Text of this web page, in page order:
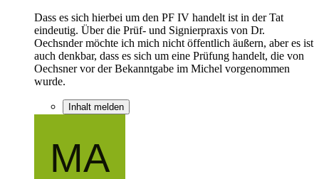
Dass es sich hierbei um den PF IV handelt ist in der Tat
eindeutig. Über die Prüf- und Signierpraxis von Dr.
Oechsnder möchte ich mich nicht öffentlich äußern, aber es ist
auch denkbar, dass es sich um eine Prüfung handelt, die von
Oechsner vor der Bekanntgabe im Michel vorgenommen
wurde.
Inhalt melden